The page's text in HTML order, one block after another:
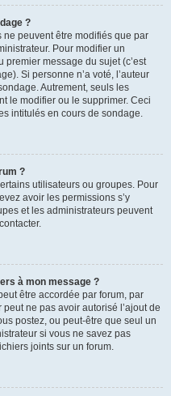
?
peuvent être modifiés que par
Pour modifier un
premier message du sujet (c’est
Si personne n’a voté, l’auteur
Autrement, seuls les
le modifier ou le supprimer. Ceci
intitulés en cours de sondage.
?
utilisateurs ou groupes. Pour
avoir les permissions s’y
et les administrateurs peuvent
à mon message ?
être accordée par forum, par
ne pas avoir autorisé l’ajout de
postez, ou peut-être que seul un
si vous ne savez pas
joints sur un forum.